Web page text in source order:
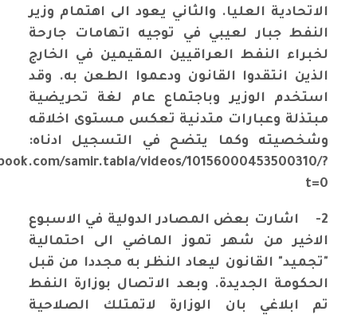
الاتحادية العليا. والثاني يعود الى اهتمام وزير
النفط جبار لعيبي في توجيه اتهامات جارحة
لخبراء النفط العراقيين المقيمين في الخارج
الذين انتقدوا القانون ودعموا الطعن به. وقد
استخدم الوزير وباجتماع عام لغة تحريضية
مبتذلة وعبارات متدنية تعكس مستوى اخلاقه
وشخصيته وكما يتضح في التسجيل ادناه:
samir.tabla/videos/10156000453500310/?
t=0
2-
اشارت بعض المصادر الدولية في الاسبوع
الاخير من شهر تموز الماضي الى احتمالية
"تجميد" القانون ليعاد النظر به مجددا من قبل
الحكومة الجديدة. وبعد الاتصال بوزارة النفط
تم ابلاغي بان الوزارة لاتمتلك الصلاحية